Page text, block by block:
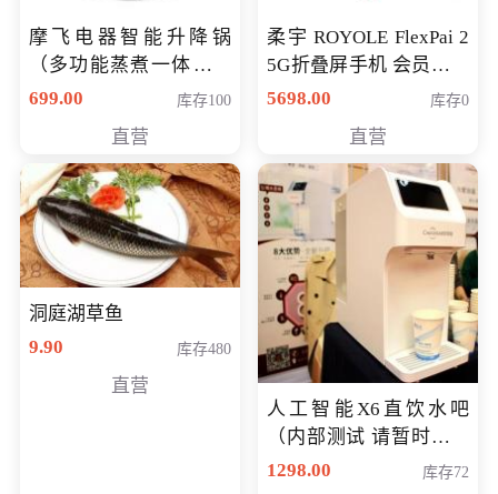
摩飞电器智能升降锅
（多功能蒸煮一体锅）
（智能升降养生锅） 会
699.00 库存100
直营
柔宇 ROYOLE FlexPai 2
5G折叠屏手机 会员专享
购买价格 4998元
5698.00 库存0
直营
洞庭湖草鱼
9.90
库存480
直营
人工智能X6直饮水吧
（内部测试 请暂时不要
购买）
1298.00 库存72